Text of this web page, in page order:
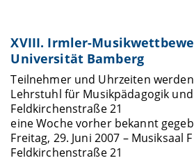
XVIII. Irmler-
Universität Bamberg
Teilnehmer und Uhrzeiten
Lehrstuhl für Musikpädagogik
Feldkirchenstraße 21
eine Woche vorher bekannt
Freitag, 29. Juni 2007 – Musiksaal
Feldkirchenstraße 21